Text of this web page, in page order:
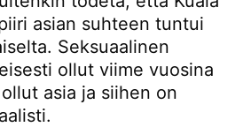
asian suhteen tuntui
Seksuaalinen
ollut viime vuosina
asia ja siihen on